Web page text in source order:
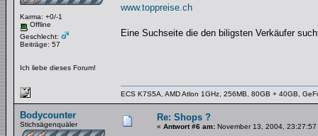
Karma: +0/-1
Offline
Geschlecht:
Beiträge: 57
Ich liebe dieses Forum!
www.toppreise.ch
Eine Suchseite die den biligsten Verkäufer
ECS K7S5A, AMD Atlon 1GHz, 256MB, 80GB + 40GB,
Bodycounter
Stichsägenquäler
Re: Shops ?
« Antwort #6 am: November 13, 2004, 23:27:57